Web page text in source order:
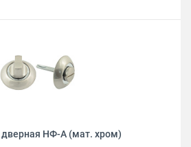
НФ-А (мат. хром)